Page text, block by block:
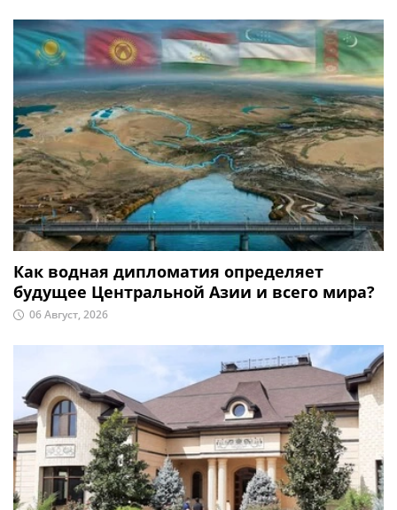
Как водная дипломатия определяет
будущее Центральной Азии и всего мира?
06 Август, 2026